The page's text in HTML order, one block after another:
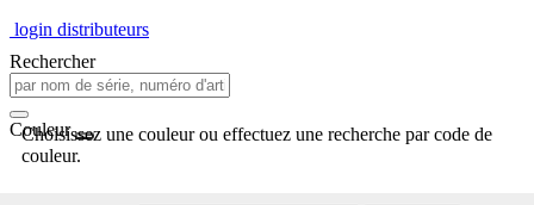
login distributeurs
Rechercher
Couleur
Choisissez une couleur ou effectuez une recherche par code de
couleur.